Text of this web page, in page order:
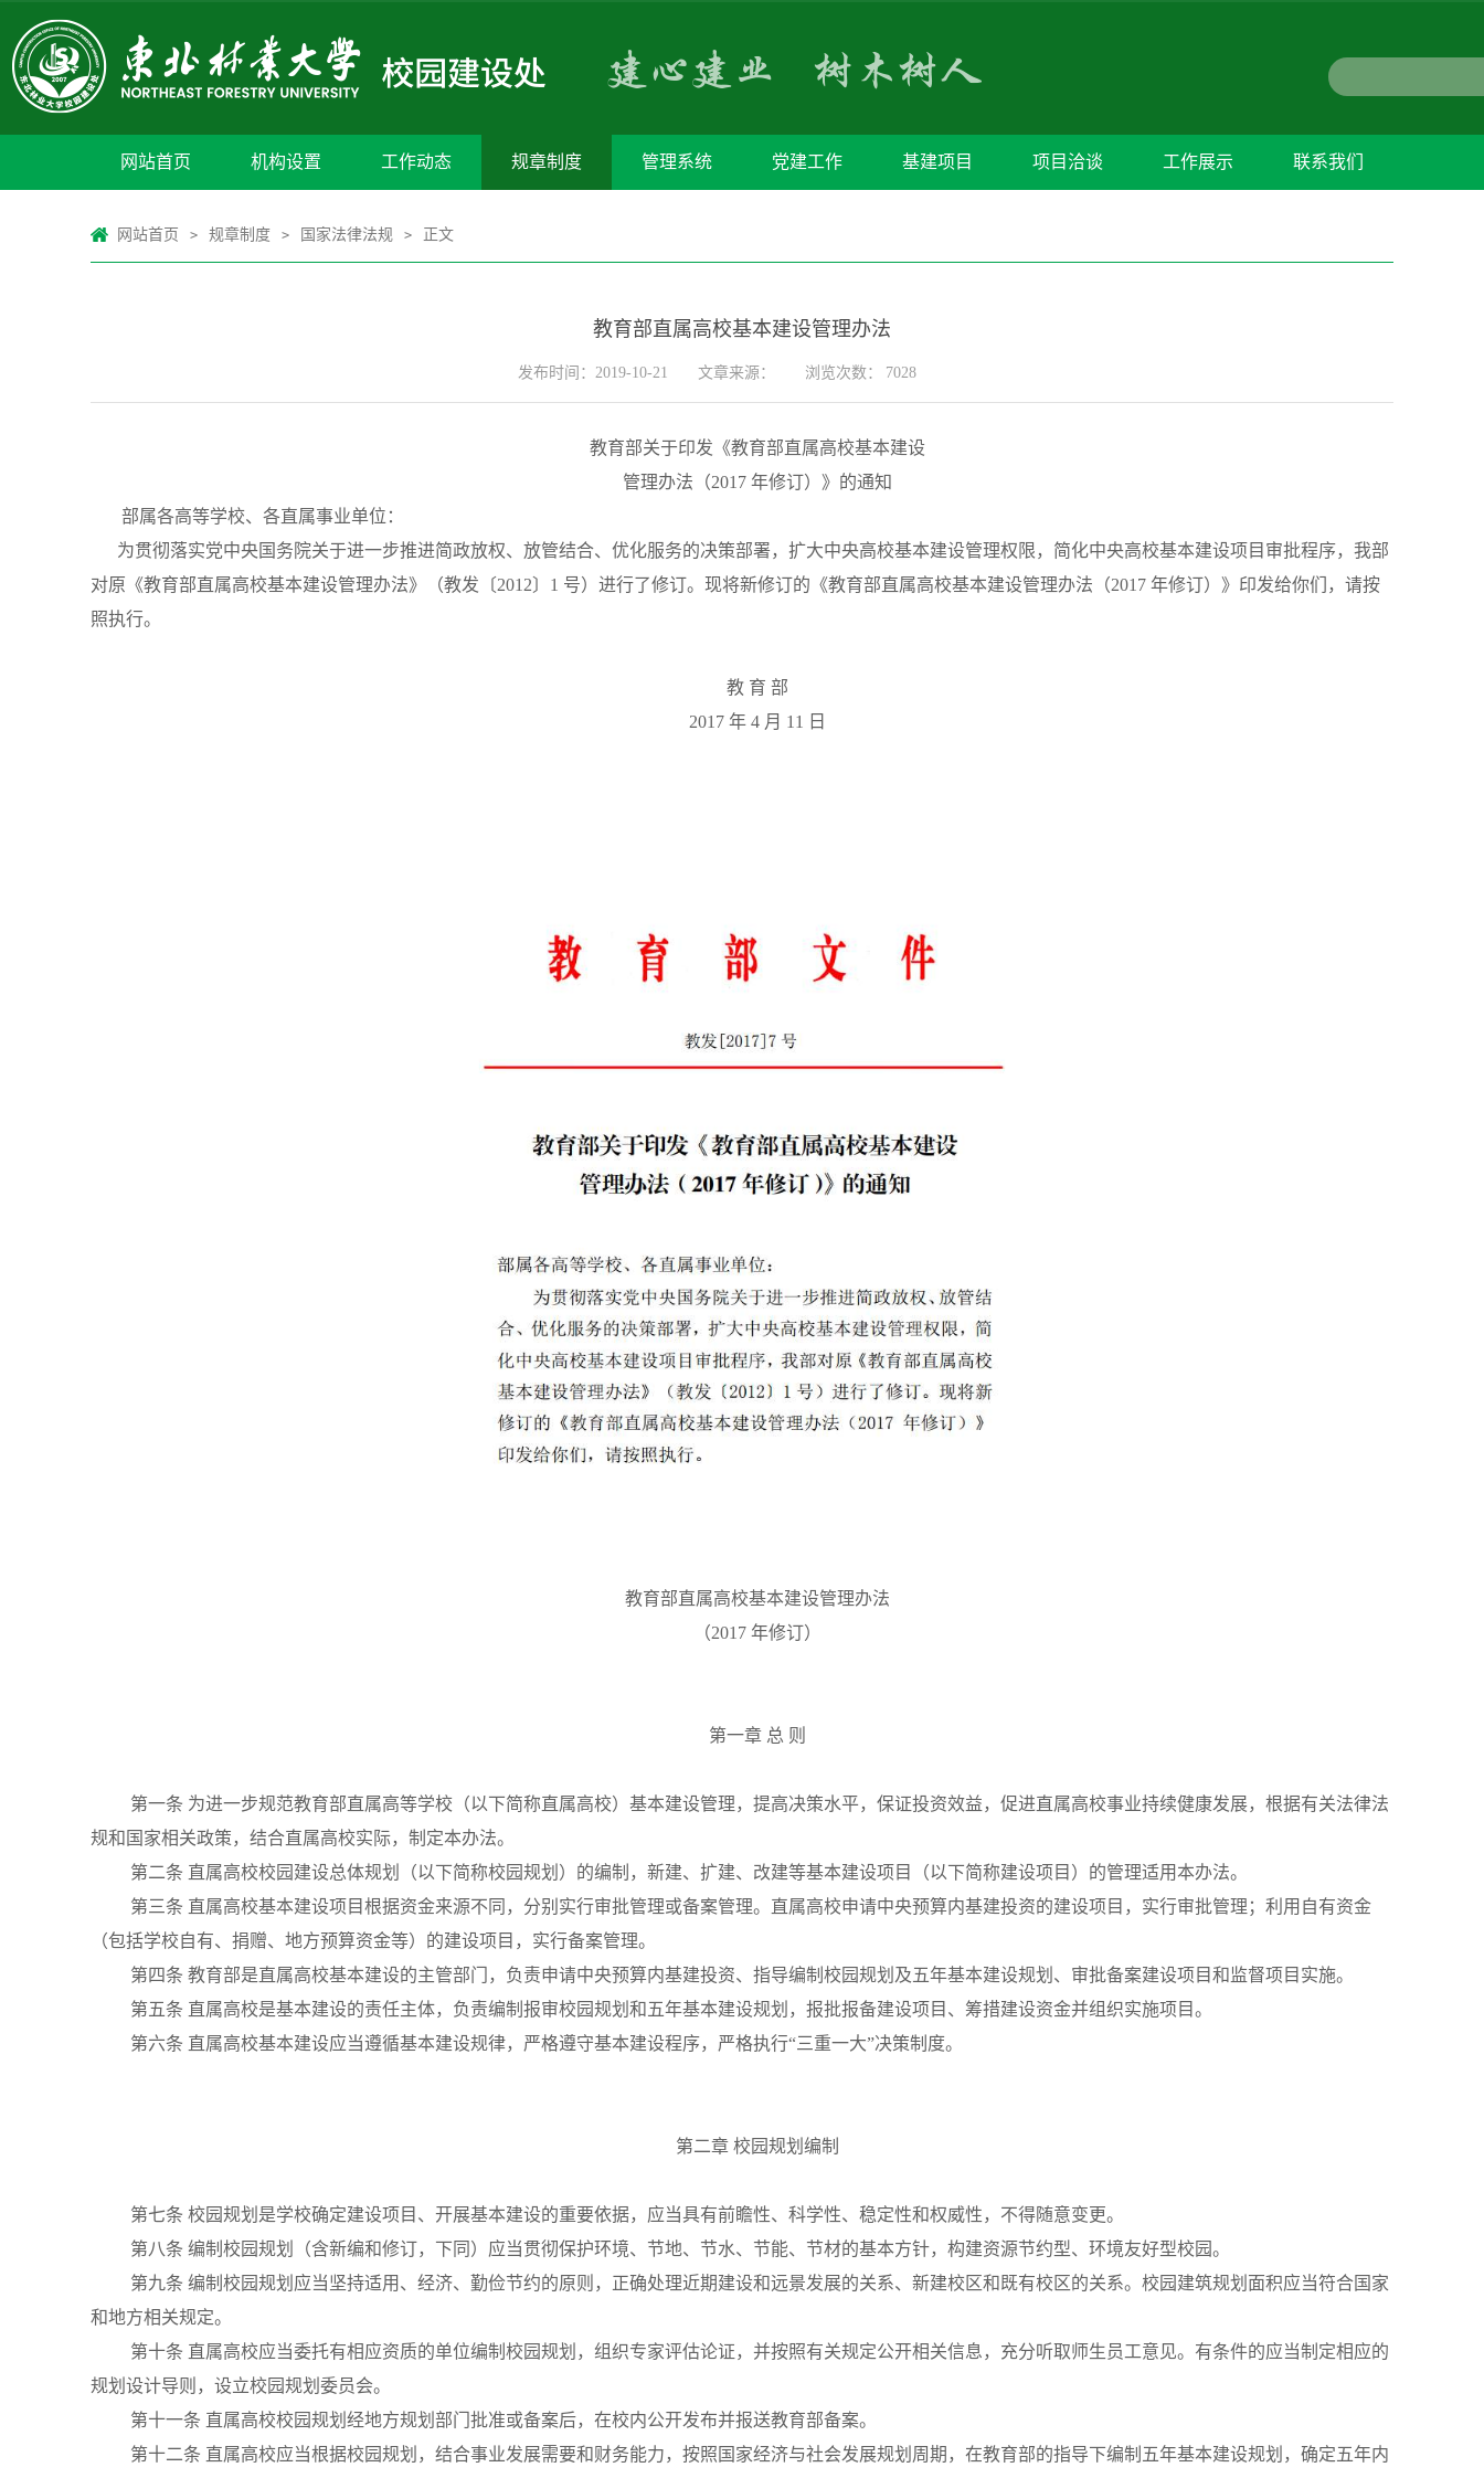
网站首页 机构设置 工作动态 规章制度 管理系统 党建工作 基建项目 项目洽谈 工作展示 联系我们
网站首页 > 规章制度 > 国家法律法规 > 正文
教育部直属高校基本建设管理办法
发布时间：2019-10-21 文章来源： 浏览次数： 7028
教育部关于印发《教育部直属高校基本建设
管理办法（2017 年修订）》的通知
部属各高等学校、各直属事业单位：
为贯彻落实党中央国务院关于进一步推进简政放权、放管结合、优化服务的决策部署，扩大中央高校基本建设管理权限，简化中央高校基本建设项目审批程序，我部
对原《教育部直属高校基本建设管理办法》（教发〔2012〕 1 号）进行了修订。现将新修订的《教育部直属高校基本建设管理办法（2017 年修订）》 印发给你们，请按
照执行。
教 育 部
2017 年 4 月 11 日
教育部直属高校基本建设管理办法
（2017 年修订）
第一章 总 则
第一条 为进一步规范教育部直属高等学校（以下简称直属高校）基本建设管理，提高决策水平，保证投资效益，促进直属高校事业持续健康发展，根据有关法律法
规和国家相关政策，结合直属高校实际，制定本办法。
第二条 直属高校校园建设总体规划（以下简称校园规划）的编制，新建、扩建、改建等基本建设项目（以下简称建设项目）的管理适用本办法。
第三条 直属高校基本建设项目根据资金来源不同，分别实行审批管理或备案管理。直属高校申请中央预算内基建投资的建设项目，实行审批管理；利用自有资金
（包括学校自有、捐赠、地方预算资金等）的建设项目，实行备案管理。
第四条 教育部是直属高校基本建设的主管部门，负责申请中央预算内基建投资、指导编制校园规划及五年基本建设规划、审批备案建设项目和监督项目实施。
第五条 直属高校是基本建设的责任主体，负责编制报审校园规划和五年基本建设规划，报批报备建设项目、筹措建设资金并组织实施项目。
第六条 直属高校基本建设应当遵循基本建设规律，严格遵守基本建设程序，严格执行“三重一大”决策制度。
第二章 校园规划编制
第七条 校园规划是学校确定建设项目、开展基本建设的重要依据，应当具有前瞻性、科学性、稳定性和权威性，不得随意变更。
第八条 编制校园规划（含新编和修订，下同）应当贯彻保护环境、节地、节水、节能、节材的基本方针，构建资源节约型、环境友好型校园。
第九条 编制校园规划应当坚持适用、经济、勤俭节约的原则，正确处理近期建设和远景发展的关系、新建校区和既有校区的关系。校园建筑规划面积应当符合国家
和地方相关规定。
第十条 直属高校应当委托有相应资质的单位编制校园规划，组织专家评估论证，并按照有关规定公开相关信息，充分听取师生员工意见。有条件的应当制定相应的
规划设计导则，设立校园规划委员会。
第十一条 直属高校校园规划经地方规划部门批准或备案后，在校内公开发布并报送教育部备案。
第十二条 直属高校应当根据校园规划，结合事业发展需要和财务能力，按照国家经济与社会发展规划周期，在教育部的指导下编制五年基本建设规划，确定五年内